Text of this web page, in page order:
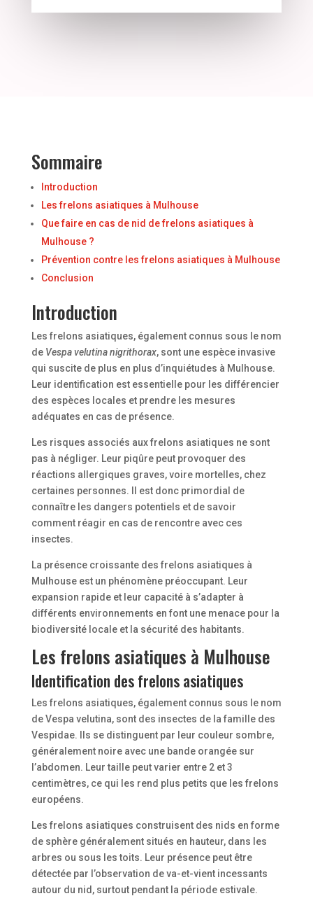
Sommaire
Introduction
Les frelons asiatiques à Mulhouse
Que faire en cas de nid de frelons asiatiques à
Mulhouse ?
Prévention contre les frelons asiatiques à Mulhouse
Conclusion
Introduction
Les frelons asiatiques, également connus sous le nom
de Vespa velutina nigrithorax, sont une espèce invasive
qui suscite de plus en plus d’inquiétudes à Mulhouse.
Leur identification est essentielle pour les différencier
des espèces locales et prendre les mesures
adéquates en cas de présence.
Les risques associés aux frelons asiatiques ne sont
pas à négliger. Leur piqûre peut provoquer des
réactions allergiques graves, voire mortelles, chez
certaines personnes. Il est donc primordial de
connaître les dangers potentiels et de savoir
comment réagir en cas de rencontre avec ces
insectes.
La présence croissante des frelons asiatiques à
Mulhouse est un phénomène préoccupant. Leur
expansion rapide et leur capacité à s’adapter à
différents environnements en font une menace pour la
biodiversité locale et la sécurité des habitants.
Les frelons asiatiques à Mulhouse
Identification des frelons asiatiques
Les frelons asiatiques, également connus sous le nom
de Vespa velutina, sont des insectes de la famille des
Vespidae. Ils se distinguent par leur couleur sombre,
généralement noire avec une bande orangée sur
l’abdomen. Leur taille peut varier entre 2 et 3
centimètres, ce qui les rend plus petits que les frelons
européens.
Les frelons asiatiques construisent des nids en forme
de sphère généralement situés en hauteur, dans les
arbres ou sous les toits. Leur présence peut être
détectée par l’observation de va-et-vient incessants
autour du nid, surtout pendant la période estivale.